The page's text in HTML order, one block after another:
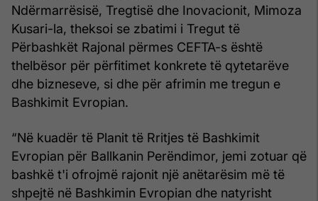
Ndërmarrësisë, Tregtisë dhe Inovacionit, Mimoza
Kusari-la, theksoi se zbatimi i Tregut të
Përbashkët Rajonal përmes CEFTA-s është
thelbësor për përfitimet konkrete të qytetarëve
dhe bizneseve, si dhe për afrimin me tregun e
Bashkimit Evropian.
“Në kuadër të Planit të Rritjes të Bashkimit
Evropian për Ballkanin Perëndimor, jemi zotuar që
bashkë t'i ofrojmë rajonit një anëtarësim më të
shpejtë në Bashkimin Evropian dhe natyrisht